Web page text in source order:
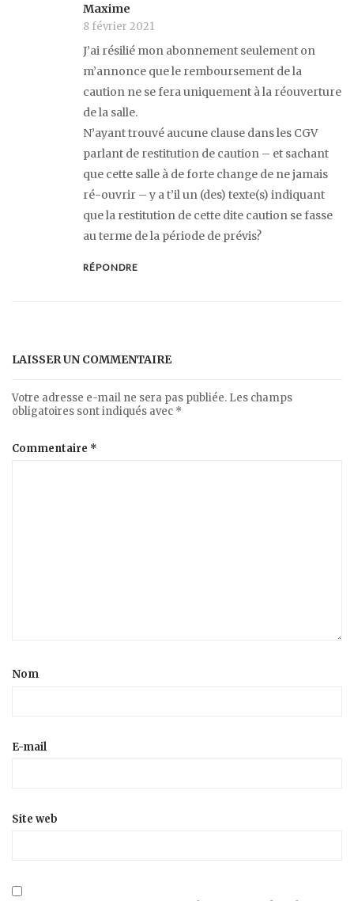
Maxime
8 février 2021
J’ai résilié mon abonnement seulement on
m’annonce que le remboursement de la
caution ne se fera uniquement à la réouverture
de la salle.
N’ayant trouvé aucune clause dans les CGV
parlant de restitution de caution – et sachant
que cette salle à de forte change de ne jamais
ré-ouvrir – y a t’il un (des) texte(s) indiquant
que la restitution de cette dite caution se fasse
au terme de la période de prévis?
RÉPONDRE
LAISSER UN COMMENTAIRE
Votre adresse e-mail ne sera pas publiée. Les champs
obligatoires sont indiqués avec *
Commentaire *
Nom
E-mail
Site web